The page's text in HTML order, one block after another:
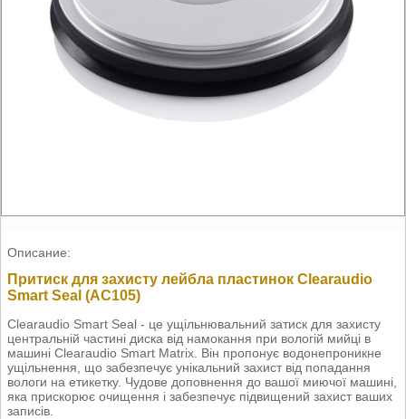
Описание:
Притиск для захисту лейбла пластинок Clearaudio
Smart Seal (AC105)
Clearaudio Smart Seal - це ущільнювальний затиск для захисту
центральній частині диска від намокання при вологій мийці в
машині Clearaudio Smart Matrix. Він пропонує водонепроникне
ущільнення, що забезпечує унікальний захист від попадання
вологи на етикетку. Чудове доповнення до вашої миючої машині,
яка прискорює очищення і забезпечує підвищений захист ваших
записів.